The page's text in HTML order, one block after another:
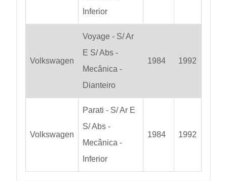
Inferior
Volkswagen
Voyage - S/ Ar
E S/ Abs -
Mecânica -
Dianteiro
1984 1992
Volkswagen
Parati - S/ Ar E
S/ Abs -
Mecânica -
Inferior
1984 1992